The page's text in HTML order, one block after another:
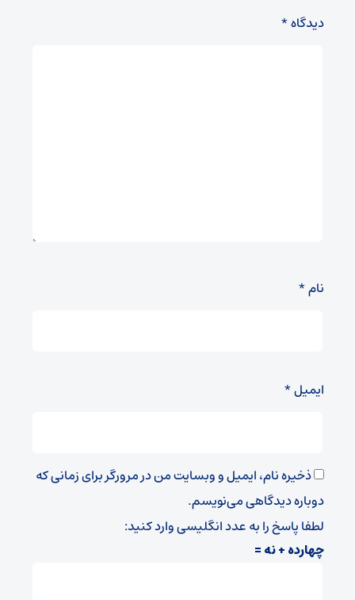
دیدگاه*
نام*
ایمیل*
ذخیره نام، ایمیل و وبسایت من در مرورگر برای زمانی که
دوباره دیدگاهی می‌نویسم.
لطفا پاسخ را به عدد انگلیسی وارد کنید:
چهارده + نه =